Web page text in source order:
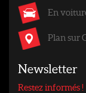
En
Plan sur
Newsletter
Restez informés !